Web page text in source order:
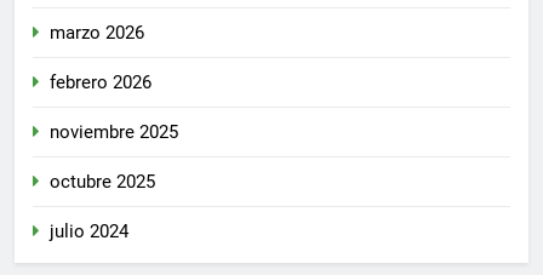
marzo 2026
febrero 2026
noviembre 2025
octubre 2025
julio 2024